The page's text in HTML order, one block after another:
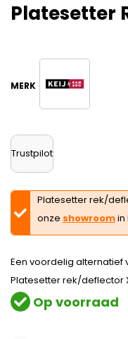
Platesetter
Trustpilot
Platesetter rek/
onze showroomin
Een voordelig alternatief
Platesetter rek/deflector
Op voorraad